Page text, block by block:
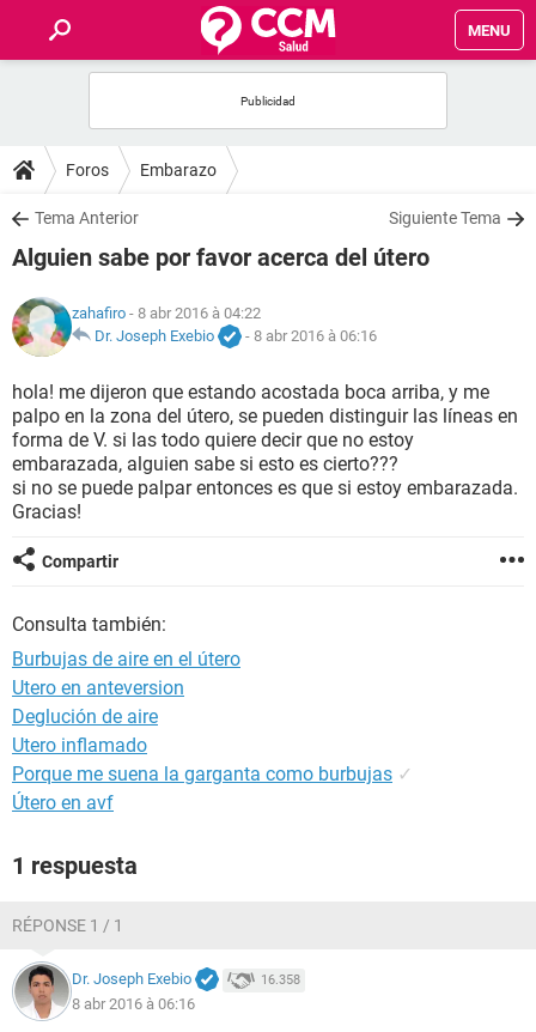
MENU
FORUMS
SALUD
FAMILIA
NUTRICIÓN
BIENESTAR
SEXUALIDAD
GLOSARIO
Foros Embarazo
Tema Anterior Siguiente Tema
Alguien sabe por favor acerca del útero
zahafiro - 8 abr 2016 à 04:22
Dr. Joseph Exebio
- 8 abr 2016 à 06:16
hola! me dijeron que estando acostada boca arriba, y me
palpo en la zona del útero, se pueden distinguir las líneas en
forma de V. si las todo quiere decir que no estoy
embarazada, alguien sabe si esto es cierto???
si no se puede palpar entonces es que si estoy embarazada.
Gracias!
Compartir
Consulta también:
Burbujas de aire en el útero
Utero en anteversion
Deglución de aire
Utero inflamado
Porque me suena la garganta como burbujas ✓
Útero en avf
1 respuesta
RÉPONSE 1 / 1
Dr. Joseph Exebio 16.358
8 abr 2016 à 06:16